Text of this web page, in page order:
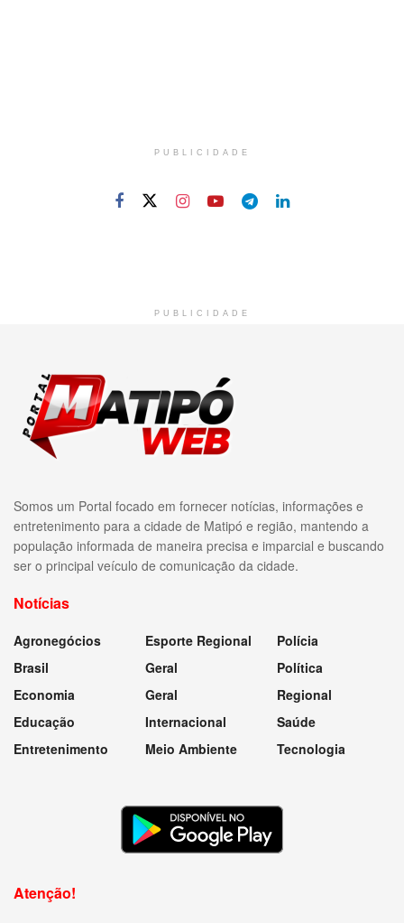
PUBLICIDADE
PUBLICIDADE
Somos um Portal focado em fornecer notícias, informações e
entretenimento para a cidade de Matipó e região, mantendo a
população informada de maneira precisa e imparcial e buscando
ser o principal veículo de comunicação da cidade.
Notícias
Agronegócios
Brasil
Economia
Educação
Entretenimento
Esporte Regional
Geral
Geral
Internacional
Meio Ambiente
Polícia
Política
Regional
Saúde
Tecnologia
Atenção!